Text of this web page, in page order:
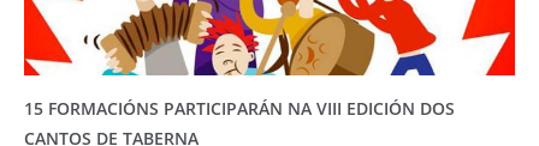
15 FORMACIÓNS PARTICIPARÁN NA VIII EDICIÓN DOS
CANTOS DE TABERNA